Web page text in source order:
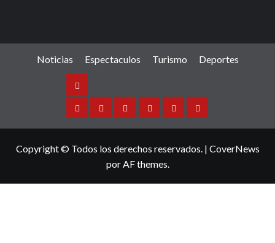
Noticias Espectaculos Turismo Deportes
Noticias
SinaloaNacionalInternacionalEspectaculos
TurismoDeportes
Copyright © Todos los derechos reservados. | CoverNews
por AF themes.